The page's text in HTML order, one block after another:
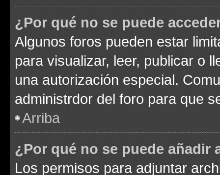
¿Por qué no se puede
Algunos foros pueden estar
para visualizar, leer, publicar o
una autorización especial.
administrdor del foro para que
Arriba
¿Por qué no se puede añadir
Los permisos para adjuntar